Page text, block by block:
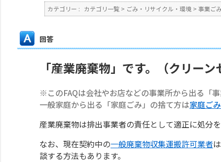
カテゴリー : カテゴリ一覧 > ごみ・リサイクル・環境 > 事業ご
回答
「産業廃棄物」です。（クリー
※このFAQは会社やお店などの事業所から出る「
一般家庭から出る「家庭ごみ」の捨て方は家庭ご
産業廃棄物は排出事業者の責任として適正に処分
なお、現在契約中の一般廃棄物収集運搬許可業者
談する方法もあります。